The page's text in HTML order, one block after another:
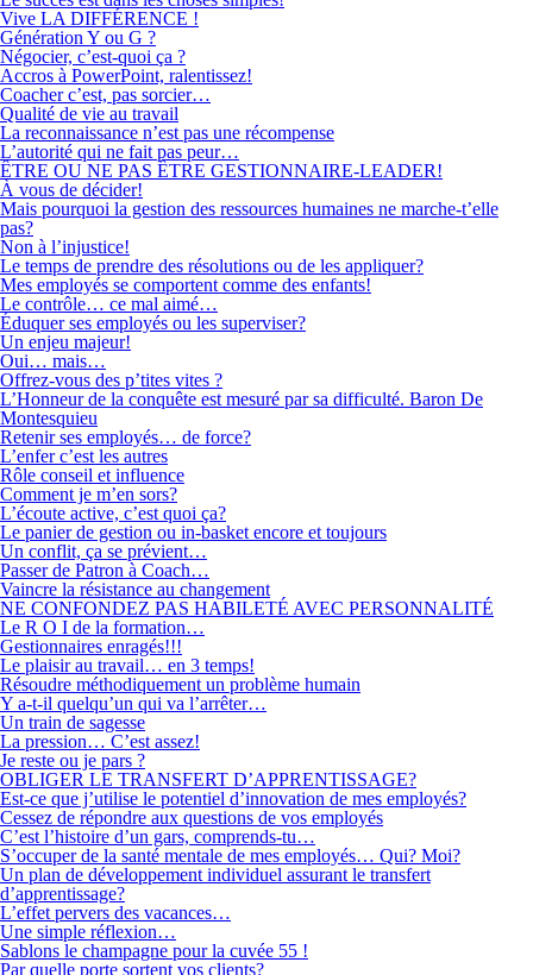
Vive LA DIFFÉRENCE !
Génération Y ou G ?
Négocier, c’est-quoi ça ?
Accros à PowerPoint, ralentissez!
Coacher c’est, pas sorcier…
Qualité de vie au travail
La reconnaissance n’est pas une récompense
L’autorité qui ne fait pas peur…
ÊTRE OU NE PAS ÊTRE GESTIONNAIRE-LEADER!
À vous de décider!
Mais pourquoi la gestion des ressources humaines ne marche-t’elle
pas?
Non à l’injustice!
Le temps de prendre des résolutions ou de les appliquer?
Mes employés se comportent comme des enfants!
Le contrôle… ce mal aimé…
Éduquer ses employés ou les superviser?
Un enjeu majeur!
Oui… mais…
Offrez-vous des p’tites vites ?
L’Honneur de la conquête est mesuré par sa difficulté. Baron De
Montesquieu
Retenir ses employés… de force?
L’enfer c’est les autres
Rôle conseil et influence
Comment je m’en sors?
L’écoute active, c’est quoi ça?
Le panier de gestion ou in-basket encore et toujours
Un conflit, ça se prévient…
Passer de Patron à Coach…
Vaincre la résistance au changement
NE CONFONDEZ PAS HABILETÉ AVEC PERSONNALITÉ
Le R O I de la formation…
Gestionnaires enragés!!!
Le plaisir au travail… en 3 temps!
Résoudre méthodiquement un problème humain
Y a-t-il quelqu’un qui va l’arrêter…
Un train de sagesse
La pression… C’est assez!
Je reste ou je pars ?
OBLIGER LE TRANSFERT D’APPRENTISSAGE?
Est-ce que j’utilise le potentiel d’innovation de mes employés?
Cessez de répondre aux questions de vos employés
C’est l’histoire d’un gars, comprends-tu…
S’occuper de la santé mentale de mes employés… Qui? Moi?
Un plan de développement individuel assurant le transfert
d’apprentissage?
L’effet pervers des vacances…
Une simple réflexion…
Sablons le champagne pour la cuvée 55 !
Par quelle porte sortent vos clients?